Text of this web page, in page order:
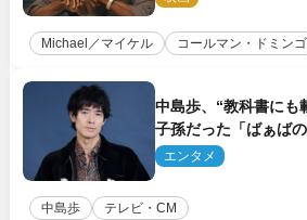
Michael／マイケル コールマン・ドミンゴ
中島歩、“教科書にも
子孫だった「ばぁばの
エンタメ
中島歩 テレビ・CM